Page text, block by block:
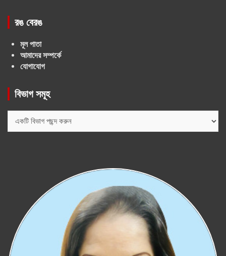
রঙ বেরঙ
মূল পাতা
আমাদের সম্পর্কে
যোগাযোগ
বিভাগ সমূহ